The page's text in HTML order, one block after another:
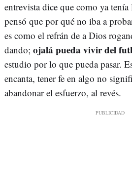
entrevista dice que como ya tenía
pensó que por qué no iba a
es como el refrán de a Dios
dando; ojalá pueda vivir del
estudio por lo que pueda pasar.
encanta, tener fe en algo no
abandonar el esfuerzo, al revés.